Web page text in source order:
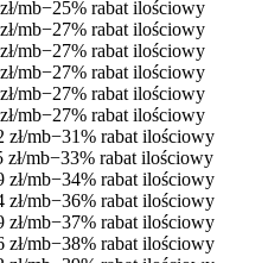
mb−25% rabat ilościowy
mb−27% rabat ilościowy
mb−27% rabat ilościowy
mb−27% rabat ilościowy
mb−27% rabat ilościowy
mb−27% rabat ilościowy
zł/mb−31% rabat ilościowy
zł/mb−33% rabat ilościowy
zł/mb−34% rabat ilościowy
zł/mb−36% rabat ilościowy
zł/mb−37% rabat ilościowy
zł/mb−38% rabat ilościowy